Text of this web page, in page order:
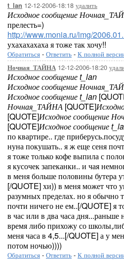
t_lan 12-12-2006-18:18 удалить
Исходное сообщение
прелесть=)
http://www.monia.ru/img/
ухахахахаха я тоже так хочу!!
Обратиться - Ответить - К полной
Ночная_ТАЙНА 12-12-2006-18:20
Исходное сообщение t_lan
Исходное сообщение
Исходное сообщение t_lan
Ночная_ТАЙНА [QUOTE]
[QUOTE]Исходное сообщение
[QUOTE]Исходное сообщение
по квартире.. где
нуна покушать.. я ж еще сеня
я тоже только кофе выпила с
я кусочек запеканки.. и чая
в меня больше половины бутера
[/QUOTE] хи)) в меня может что
разумных пределах. но я обычно
почти ничего не ем..[/QUOTE] я
в час или в два часа
время либо прихожу со
меня часа в 4,5...[/QUOTE] а у
потом ночью))))
Обратиться - Ответить - К полной